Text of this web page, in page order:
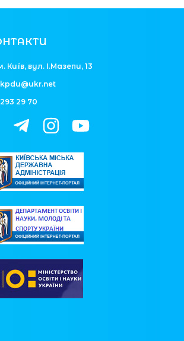
Київ, вул. І.Мазепи, 13
kpdu@ukr.net
293 29 70